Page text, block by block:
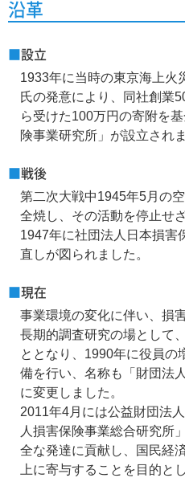
沿革
設立
1933年に当時の東京海上火
氏の発意により、同社創業
ら受けた100万円の寄附を
険事業研究所」が設立され
戦後
第二次大戦中1945年5月の
全焼し、その活動を停止せ
1947年に社団法人日本損害
直しが図られました。
現在
事業環境の変化に伴い、損
長期的調査研究の場として
ととなり、1990年に役員の
備を行い、名称も「財団法
に変更しました。
2011年4月には公益財団法
人損害保険事業総合研究所
全な発達に貢献し、国民経
上に寄与することを目的と